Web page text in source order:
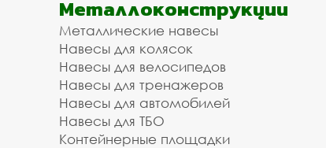
Металлоконструкции
Металлические навесы
Навесы для колясок
Навесы для велосипедов
Навесы для тренажеров
Навесы для автомобилей
Навесы для ТБО
Контейнерные площадки